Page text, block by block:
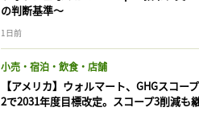
の判断基準〜
1日前
小売・宿泊・飲食・店舗
【アメリカ】ウォルマート、GHGスコー
2で2031年度目標改定。スコープ3削減も